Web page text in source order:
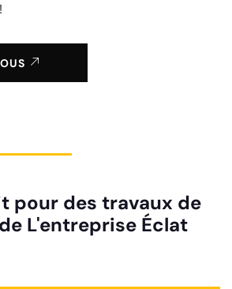
pour des travaux de
L'entreprise Éclat